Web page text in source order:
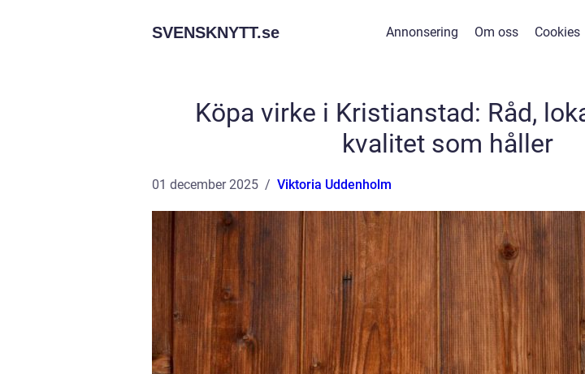
SVENSKNYTT.se Annonsering Om oss Cookies
Köpa virke i Kristianstad: Råd,
kvalitet som håller
01 december 2025 Viktoria Uddenholm